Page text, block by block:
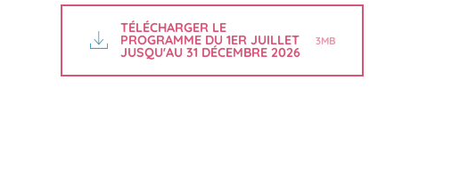
TÉLÉCHARGER LE
PROGRAMME DU 1ER JUILLET
JUSQU'AU 31 DÉCEMBRE 2026
3MB